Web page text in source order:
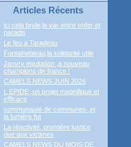
Articles Récents
ici cela brule,le var entre enfer et
paradis
Le feu a Taradeau
Fontainebleau,la solidarité utile
Janvry equitation ,a nouveau
champions de france !
CAMELS NEWS JUIN 2026
L EPIDE ,un projet magnifique et
efficace
communauté de communes ,et
la lumière fut
La réactivité, première justice
due aux victimes
CAMELS NEWS DU MOIS DE